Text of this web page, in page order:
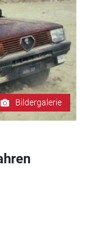
Bildergalerie